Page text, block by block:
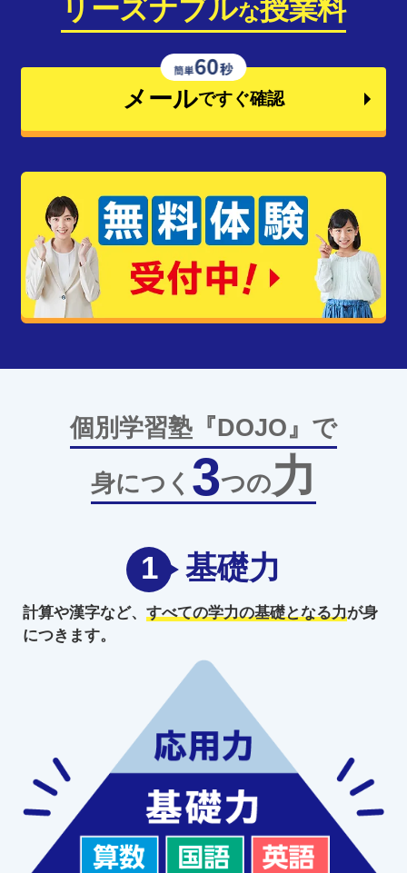
リーズナブルな授業料
メールですぐ確認
個別学習塾『DOJO』で
身につく 3つの力
1 基礎力
計算や漢字など、 すべての学力の基礎となる力が身
につきます。